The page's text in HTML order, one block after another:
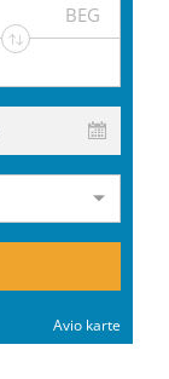
BEG
Avio karte